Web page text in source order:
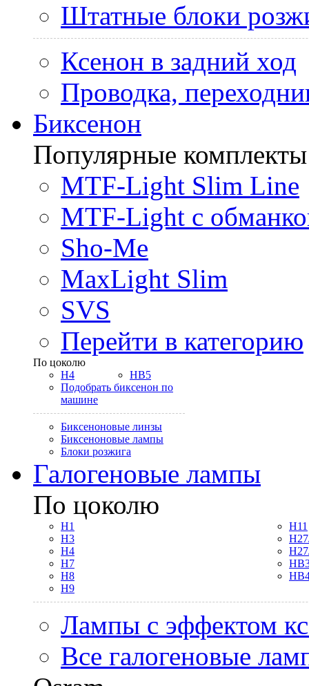
Штатные блоки
Ксенон в задний ход
Проводка,
Биксенон
Популярные комплекты
MTF-Light Slim Line
MTF-Light с
Sho-Me
MaxLight Slim
SVS
Перейти в категорию
По цоколю
H4
HB5
Подобрать биксенон по
машине
Биксеноновые линзы
Биксеноновые лампы
Блоки розжига
Галогеновые лампы
По цоколю
H1
H3
H4
H7
H8
H9
H11
Лампы с эффектом
Все галогеновые